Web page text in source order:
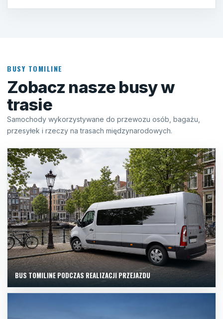
BUSY TOMILINE
Zobacz nasze busy w
trasie
Samochody wykorzystywane do przewozu osób, bagażu,
przesyłek i rzeczy na trasach międzynarodowych.
BUS TOMILINE PODCZAS REALIZACJI PRZEJAZDU